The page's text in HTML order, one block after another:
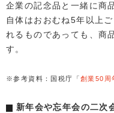
企業の記念品と一緒に商
自体はおおむね5年以上
れるものであっても、商
す。
※参考資料：国税庁「創業50周
新年会や忘年会の二次